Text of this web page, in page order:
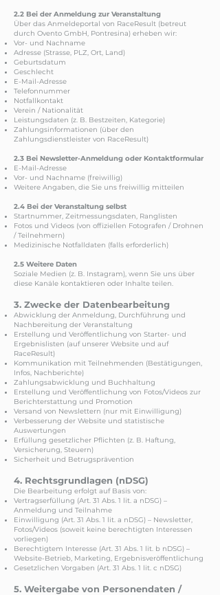
2.2 Bei der Anmeldung zur Veranstaltung
Über das Anmeldeportal von RaceResult (betreut
durch Ovento GmbH, Pontresina) erheben wir:
Vor- und Nachname
Adresse (Strasse, PLZ, Ort, Land)
Geburtsdatum
Geschlecht
E-Mail-Adresse
Telefonnummer
Notfallkontakt
Verein / Nationalität
Leistungsdaten (z. B. Bestzeiten, Kategorie)
Zahlungsinformationen (über den
Zahlungsdienstleister von RaceResult)
2.3 Bei Newsletter-Anmeldung oder Kontaktformular
E-Mail-Adresse
Vor- und Nachname (freiwillig)
Weitere Angaben, die Sie uns freiwillig mitteilen
2.4 Bei der Veranstaltung selbst
Startnummer, Zeitmessungsdaten, Ranglisten
Fotos und Videos (von offiziellen Fotografen / Drohnen
/ Teilnehmern)
Medizinische Notfalldaten (falls erforderlich)
2.5 Weitere Daten
Soziale Medien (z. B. Instagram), wenn Sie uns über
diese Kanäle kontaktieren oder Inhalte teilen.
3. Zwecke der Datenbearbeitung
Abwicklung der Anmeldung, Durchführung und
Nachbereitung der Veranstaltung
Erstellung und Veröffentlichung von Starter- und
Ergebnislisten (auf unserer Website und auf
RaceResult)
Kommunikation mit Teilnehmenden (Bestätigungen,
Infos, Nachberichte)
Zahlungsabwicklung und Buchhaltung
Erstellung und Veröffentlichung von Fotos/Videos zur
Berichterstattung und Promotion
Versand von Newslettern (nur mit Einwilligung)
Verbesserung der Website und statistische
Auswertungen
Erfüllung gesetzlicher Pflichten (z. B. Haftung,
Versicherung, Steuern)
Sicherheit und Betrugsprävention
4. Rechtsgrundlagen (nDSG)
Die Bearbeitung erfolgt auf Basis von:
Vertragserfüllung (Art. 31 Abs. 1 lit. a nDSG) –
Anmeldung und Teilnahme
Einwilligung (Art. 31 Abs. 1 lit. a nDSG) – Newsletter,
Fotos/Videos (soweit keine berechtigten Interessen
vorliegen)
Berechtigtem Interesse (Art. 31 Abs. 1 lit. b nDSG) –
Website-Betrieb, Marketing, Ergebnisveröffentlichung
Gesetzlichen Vorgaben (Art. 31 Abs. 1 lit. c nDSG)
5. Weitergabe von Personendaten /